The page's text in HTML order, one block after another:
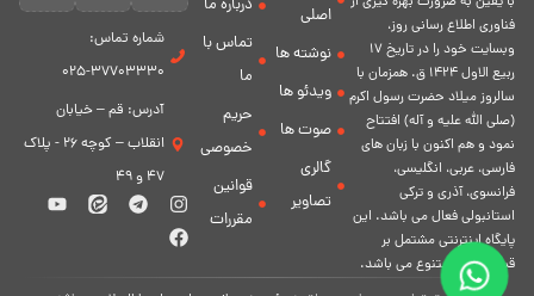
فناورى اطلاع رسانى روز،
وبسایت خود را در تاريخ 17
ربيع الاول 1424 ق. همزمان با
سالروز ميلاد حضرت رسول اكرم
(صلی الله علیه و آله) افتتاح
نمود و هم اكنون با زبان های
فارسی، عربى، انگلیسی،
فرانسوی، آذری و ترکی
استانبولی فعال مى باشد. اين
پايگاه اينترنتى مشتمل بر
قسمت هاى متنوع مى باشد.
اصلی
نوشته ها
ویدئو ها
صوت ها
گالری
تصاویر
درباره ما
تماس با
ما
حریم
خصوصی
قوانین
مقررات
شماره تماس:
37703330-025
آدرس: قم – خیابان
انقلاب – کوچه 26 - پلاک
47 و 49